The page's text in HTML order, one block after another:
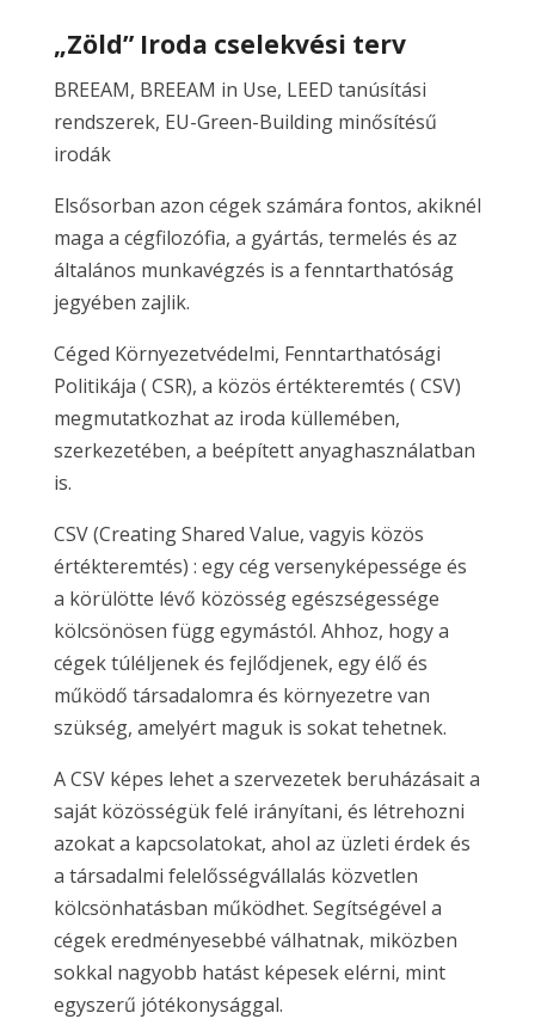
„Zöld” Iroda cselekvési terv
BREEAM, BREEAM in Use, LEED tanúsítási
rendszerek, EU-Green-Building minősítésű
irodák
Elsősorban azon cégek számára fontos, akiknél
maga a cégfilozófia, a gyártás, termelés és az
általános munkavégzés is a fenntarthatóság
jegyében zajlik.
Céged Környezetvédelmi, Fenntarthatósági
Politikája ( CSR), a közös értékteremtés ( CSV)
megmutatkozhat az iroda küllemében,
szerkezetében, a beépített anyaghasználatban
is.
CSV (Creating Shared Value, vagyis közös
értékteremtés) : egy cég versenyképessége és
a körülötte lévő közösség egészségessége
kölcsönösen függ egymástól. Ahhoz, hogy a
cégek túléljenek és fejlődjenek, egy élő és
működő társadalomra és környezetre van
szükség, amelyért maguk is sokat tehetnek.
A CSV képes lehet a szervezetek beruházásait a
saját közösségük felé irányítani, és létrehozni
azokat a kapcsolatokat, ahol az üzleti érdek és
a társadalmi felelősségvállalás közvetlen
kölcsönhatásban működhet. Segítségével a
cégek eredményesebbé válhatnak, miközben
sokkal nagyobb hatást képesek elérni, mint
egyszerű jótékonysággal.